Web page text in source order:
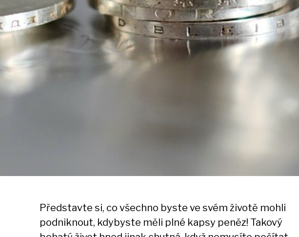
Představte si, co všechno byste ve svém životě mohli
podniknout, kdybyste měli plné kapsy peněz! Takový